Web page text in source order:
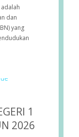
adalah
dan
yang
1
2026